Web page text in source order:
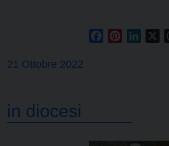
FacebookPinterest
21 Ottobre 2022
in diocesi